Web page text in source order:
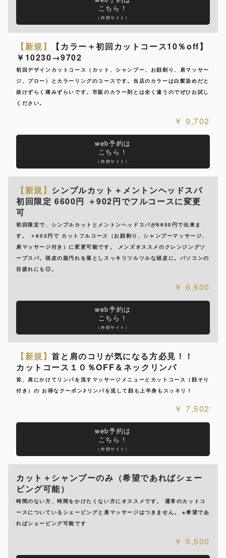
こちら！
（外部サイト）
【新規】
【カラー＋初回カットコース10％off】
￥10230→9702
初回デザインカットコース（カット、シャンプー、お顔剃り、肩マッサー
ジ、ブロー）とカラーリングのコースです。当店のカラーは白髪染めだと
抜けずらく痛みずらいです。市販のカラー剤とは全く違うのでぜひお試し
ください。
9,702
web予約は
こちら！
（外部サイト）
【新規】 シンプルカット＋メントンヘッドスパ
初回限定 6600円 ＋902円でフルコースに変更
可
初回限定で、シンプルカットとメントンヘッドスパが6600円で出来ま
す。 ＋902円で カットフルコース（お顔剃り、シャンプーマッサージ、
肩マッサージ付き）に変更可能です。 メンズオススメのクレンジングソ
ープスパ。頭皮の脂汚れを落としスッキリツルツルな頭皮に。パソコンの
目疲れにも◎。
6,600
web予約は
こちら！
（外部サイト）
【新規】首と肩のコリが気になる方必見！！
カットコース１０％OFF＆ネックリンパ
首、肩にかけてリンパを流すマッサージメニューとカットコース（顔そり
付き）の お得なクーポン♪リンパを流して顔も上半身もスッキリ！
7,502
web予約は
こちら！
（外部サイト）
カット＋シャンプーのみ（希望であればシェー
ビング可能）
時間のない方、時間をかけたくない方にオススメです。 通常のカットコ
ースについているシェービングと肩マッサージはつきません。 ※希望であ
ればシェービング可能です
5,500